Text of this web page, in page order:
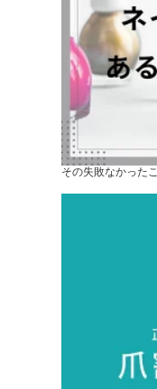
その失敗なかった